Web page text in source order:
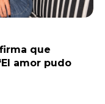
que
amor pudo